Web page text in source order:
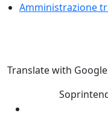
Amministrazione
SkipTranslate with Google